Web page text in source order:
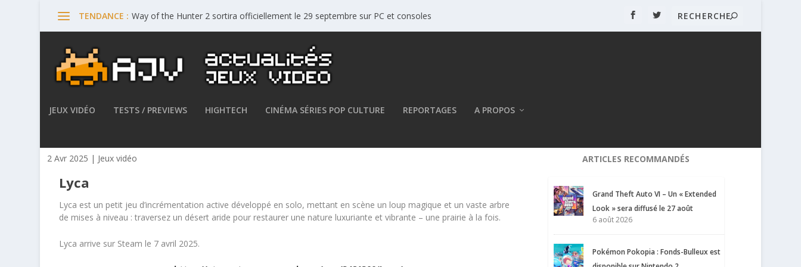
TENDANCE : Way of the Hunter 2 sortira officiellement le 29 septembre sur PC et consoles
JEUX VIDÉO TESTS / PREVIEWS HIGHTECH CINÉMA SÉRIES POP CULTURE REPORTAGES A PROPOS
2 Avr 2025 | Jeux vidéo
Lyca
Lyca est un petit jeu d’incrémentation active développé en solo, mettant en scène un loup magique et un vaste arbre
de mises à niveau : traversez un désert aride pour restaurer une nature luxuriante et vibrante – une prairie à la fois.
Lyca arrive sur Steam le 7 avril 2025.
ARTICLES RECOMMANDÉS
Grand Theft Auto VI – Un « Extended
Look » sera diffusé le 27 août
6 août 2026
Pokémon Pokopia : Fonds-Bulleux est